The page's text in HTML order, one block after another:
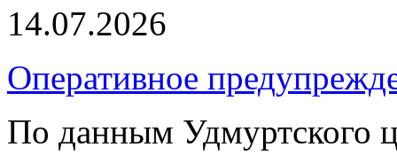
14.07.2026
Оперативное
По данным Удмуртского